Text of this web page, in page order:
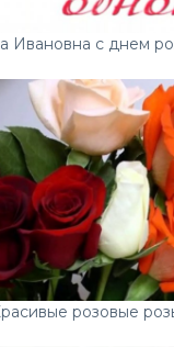
Ивановна с днем
розовые